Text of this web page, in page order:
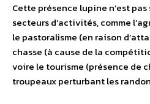
Cette présence lupine n’est
secteurs d’activités, comme
le pastoralisme (en raison
chasse (à cause de la
voire le tourisme (présence de
troupeaux perturbant les